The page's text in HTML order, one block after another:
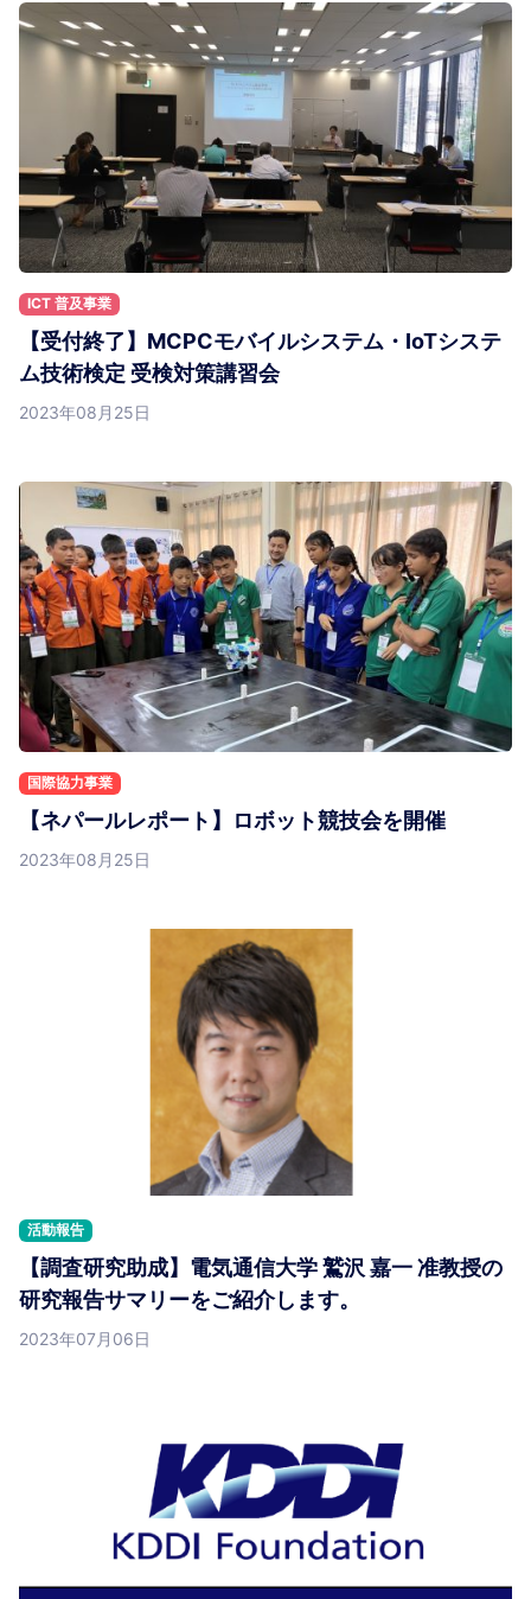
ICT 普及事業
【受付終了】MCPCモバイルシステム・IoTシステ
ム技術検定 受検対策講習会
2023年08月25日
国際協力事業
【ネパールレポート】ロボット競技会を開催
2023年08月25日
活動報告
【調査研究助成】電気通信大学 鷲沢 嘉一 准教授の
研究報告サマリーをご紹介します。
2023年07月06日